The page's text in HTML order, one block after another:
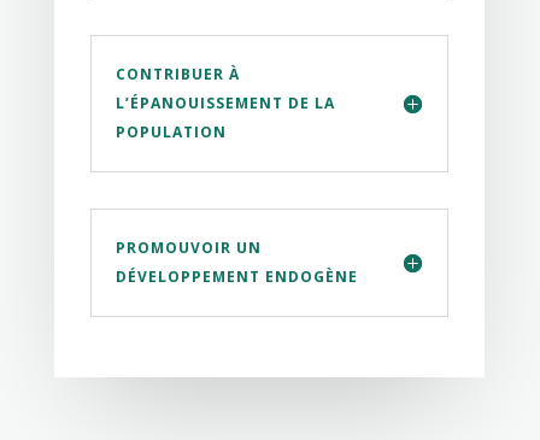
CONTRIBUER À
L’ÉPANOUISSEMENT DE LA
POPULATION
PROMOUVOIR UN
DÉVELOPPEMENT ENDOGÈNE